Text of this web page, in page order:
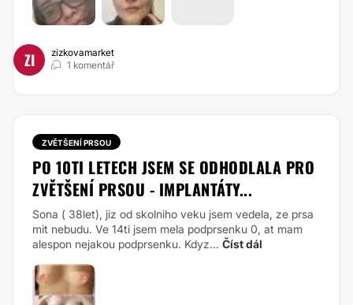
ZI
zizkovamarket
1 komentář
ZVĚTŠENÍ PRSOU
PO 10TI LETECH JSEM SE ODHODLALA PRO
ZVĚTŠENÍ PRSOU - IMPLANTÁTY...
Sona ( 38let), jiz od skolniho veku jsem vedela, ze prsa
mit nebudu. Ve 14ti jsem mela podprsenku 0, at mam
alespon nejakou podprsenku. Kdyz... Číst dál